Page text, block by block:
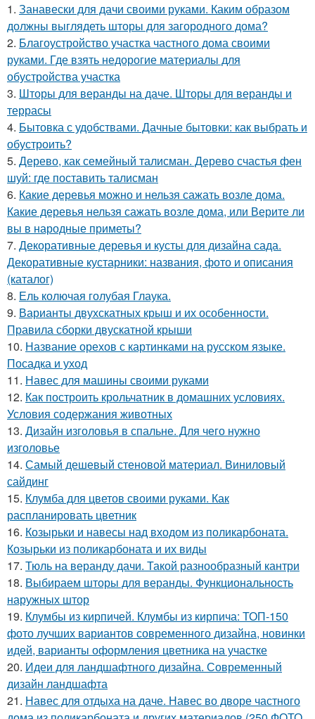
1. Занавески для дачи своими руками. Каким образом
должны выглядеть шторы для загородного дома?
2. Благоустройство участка частного дома своими
руками. Где взять недорогие материалы для
обустройства участка
3. Шторы для веранды на даче. Шторы для веранды и
террасы
4. Бытовка с удобствами. Дачные бытовки: как выбрать и
обустроить?
5. Дерево, как семейный талисман. Дерево счастья фен
шуй: где поставить талисман
6. Какие деревья можно и нельзя сажать возле дома.
Какие деревья нельзя сажать возле дома, или Верите ли
вы в народные приметы?
7. Декоративные деревья и кусты для дизайна сада.
Декоративные кустарники: названия, фото и описания
(каталог)
8. Ель колючая голубая Глаука.
9. Варианты двухскатных крыш и их особенности.
Правила сборки двускатной крыши
10. Название орехов с картинками на русском языке.
Посадка и уход
11. Навес для машины своими руками
12. Как построить крольчатник в домашних условиях.
Условия содержания животных
13. Дизайн изголовья в спальне. Для чего нужно
изголовье
14. Самый дешевый стеновой материал. Виниловый
сайдинг
15. Клумба для цветов своими руками. Как
распланировать цветник
16. Козырьки и навесы над входом из поликарбоната.
Козырьки из поликарбоната и их виды
17. Тюль на веранду дачи. Такой разнообразный кантри
18. Выбираем шторы для веранды. Функциональность
наружных штор
19. Клумбы из кирпичей. Клумбы из кирпича: ТОП-150
фото лучших вариантов современного дизайна, новинки
идей, варианты оформления цветника на участке
20. Идеи для ландшафтного дизайна. Современный
дизайн ландшафта
21. Навес для отдыха на даче. Навес во дворе частного